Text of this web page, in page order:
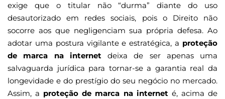
exige que o titular não “durma” diante do uso
desautorizado em redes sociais, pois o Direito não
socorre aos que negligenciam sua própria defesa. Ao
adotar uma postura vigilante e estratégica, a proteção
de marca na internetdeixa de ser apenas uma
salvaguarda jurídica para tornar-se a garantia real da
longevidade e do prestígio do seu negócio no mercado.
Assim, a proteção de marca na interneté, acima de